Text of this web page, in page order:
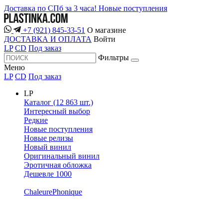
Доставка по СПб за 3 часа! Новые поступления
+7 (921) 845-33-51 О магазине
ДОСТАВКА И ОПЛАТА Войти
LP CD Под заказ
Фильтры
Меню
LP CD Под заказ
LP
Каталог (12 863 шт.)
Интересный выбор
Редкие
Новые поступления
Новые релизы
Новый винил
Оригинальный винил
Эротичная обложка
Дешевле 1000
ChaleurePhonique